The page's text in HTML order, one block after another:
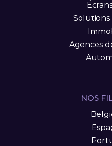
Solutions
Agences
NOS